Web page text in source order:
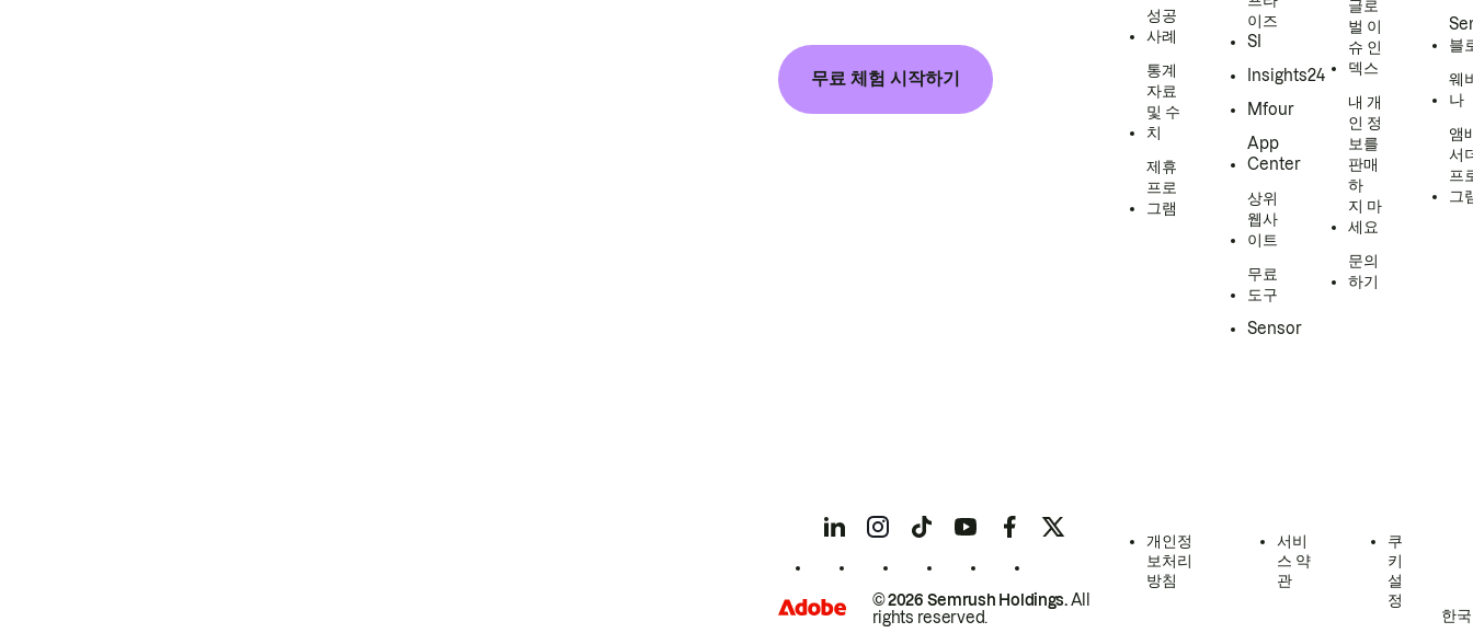
무료 체험 시작하기
성공
사례
통계
자료
및 수
치
제휴
프로
그램
이즈
SI
Insights24
Mfour
App
Center
상위
웹사
이트
무료
도구
Sensor
글로
벌 이
슈 인
덱스
내 개
인 정
보를
판매
하
지 마
세요
문의
하기
블
웨
나
앰
서
프
그
© 2026 Semrush Holdings.All
rights reserved.
개인정
보처리
방침
서비
스 약
관
쿠
키
설
정
한